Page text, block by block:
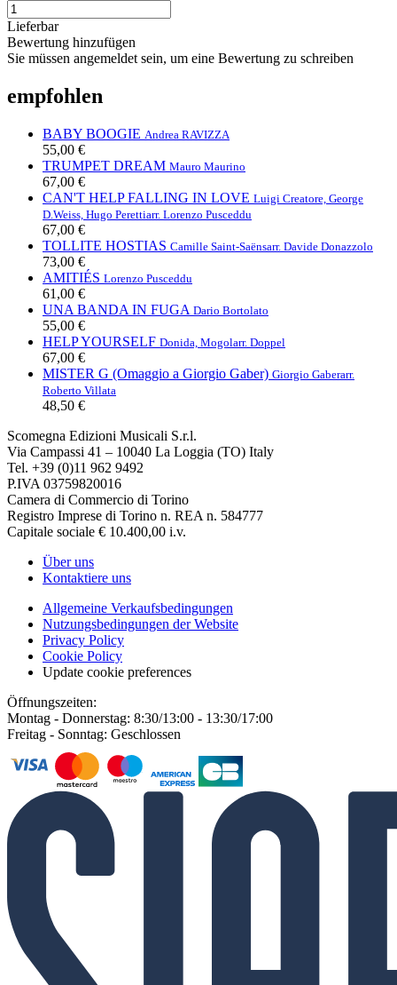
Lieferbar
Bewertung hinzufügen
Sie müssen angemeldet sein, um eine Bewertung zu schreiben
empfohlen
BABY BOOGIE Andrea RAVIZZA
55,00 €
TRUMPET DREAM Mauro Maurino
67,00 €
CAN'T HELP FALLING IN LOVE Luigi Creatore, George
D.Weiss, Hugo Perettiarr. Lorenzo Pusceddu
67,00 €
TOLLITE HOSTIAS Camille Saint-Saënsarr. Davide Donazzolo
73,00 €
AMITIÉS Lorenzo Pusceddu
61,00 €
UNA BANDA IN FUGA Dario Bortolato
55,00 €
HELP YOURSELF Donida, Mogolarr. Doppel
67,00 €
MISTER G (Omaggio a Giorgio Gaber) Giorgio Gaberarr.
Roberto Villata
48,50 €
Scomegna Edizioni Musicali S.r.l.
Via Campassi 41 – 10040 La Loggia (TO) Italy
Tel. +39 (0)11 962 9492
P.IVA 03759820016
Camera di Commercio di Torino
Registro Imprese di Torino n. REA n. 584777
Capitale sociale € 10.400,00 i.v.
Über uns
Kontaktiere uns
Allgemeine Verkaufsbedingungen
Nutzungsbedingungen der Website
Privacy Policy
Cookie Policy
Update cookie preferences
Öffnungszeiten:
Montag - Donnerstag: 8:30/13:00 - 13:30/17:00
Freitag - Sonntag: Geschlossen